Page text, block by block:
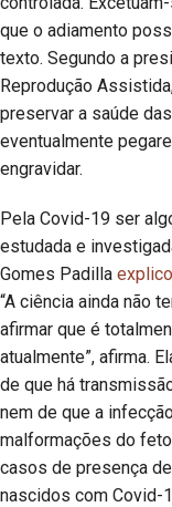
que o adiamento
texto. Segundo a
Reprodução
preservar a saúde
eventualmente
engravidar.
Pela Covid-19 ser
estudada e
Gomes Padilla
“A ciência ainda não
afirmar que é
atualmente”, afirma.
de que há
nem de que a
malformações do
casos de presença
nascidos com Covid-